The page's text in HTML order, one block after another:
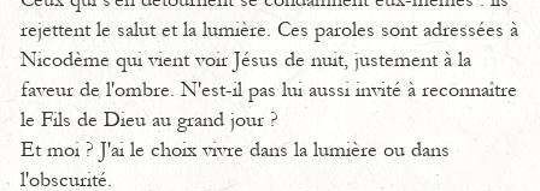
rejettent le salut et la lumière. Ces paroles sont adressées à
Nicodème qui vient voir Jésus de nuit, justement à la
faveur de l'ombre. N'est-il pas lui aussi invité à reconnaître
le Fils de Dieu au grand jour ?
Et moi ? J'ai le choix vivre dans la lumière ou dans
l'obscurité.